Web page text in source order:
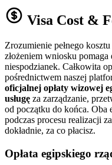
Visa Cost &
Zrozumienie pełnego
złożeniem wniosku
niespodzianek. Całkowita
pośrednictwem naszej
oficjalnej opłaty wizowej
usługę za zarządzanie,
od początku do końca. Oba
podczas procesu realizacji
dokładnie, za co płacisz.
Opłata egipskiego